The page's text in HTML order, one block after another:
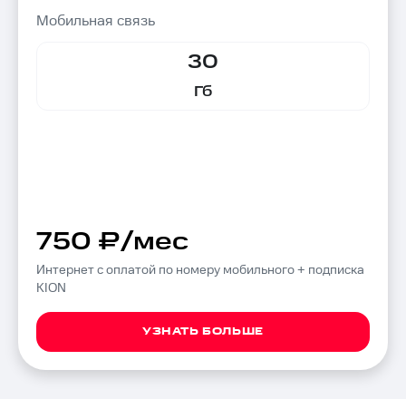
Мобильная связь
30
Гб
750 ₽/мес
Интернет с оплатой по номеру мобильного + подписка
KION
УЗНАТЬ БОЛЬШЕ